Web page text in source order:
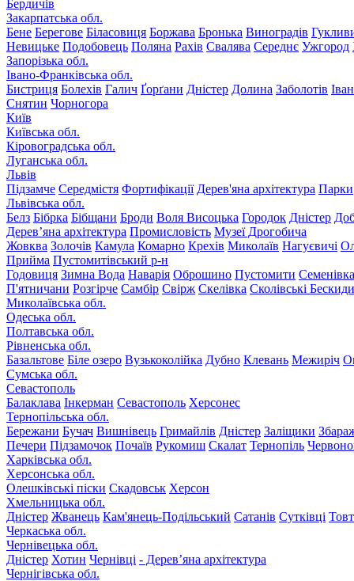
Бердичів
Закарпатська обл.
Бене Берегове Біласовиця Боржава Бронька Виноградів
Невицьке Подобовець Поляна Рахів Свалява Середнє Ужгород
Запорізька обл.
Івано-Франківська обл.
Бистриця Болехів Галич Ґорґани Дністер Долина Заболотів
Снятин Чорногора
Київ
Київська обл.
Кіровоградська обл.
Луганська обл.
Львів
Підзамче Середмістя Фортифікації Дерев'яна архітектура Парки
Львівська обл.
Белз Бібрка Бібщани Броди Воля Висоцька Городок Дністер
Дерев’яна архітектура Промисловість Музеї Дрогобича
Жовква Золочів Камула Комарно Крехів Миколаїв Нагуєвичі
Прийма Пустомитівський р-н
Годовиця Зимна Вода Наварія Оброшино Пустомити Семенівка
П'ятничани Розгірче Самбір Свірж Скелівка Сколівські Бескиди
Миколаївська обл.
Одеська обл.
Полтавська обл.
Рівненська обл.
Базальтове Біле озеро Вузькоколійка Дубно Клевань Межиріч
Сумська обл.
Севастополь
Балаклава Інкерман Севастополь Херсонес
Тернопільська обл.
Бережани Бучач Вишнівець Гримайлів Дністер Заліщики
Печери Підзамочок Почаїв Рукомиш Скалат Тернопіль
Харківська обл.
Херсонська обл.
Олешківські піски Скадовськ Херсон
Хмельницька обл.
Дністер Жванець Кам'янець-Подільський Сатанів Сутківці
Черкаська обл.
Чернівецька обл.
Дністер Хотин Чернівці - Дерев’яна архітектура
Чернігівська обл.